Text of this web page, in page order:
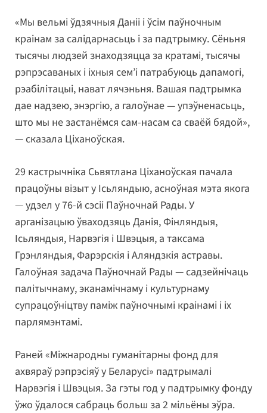
«Мы вельмі ўдзячныя Даніі і ўсім паўночным
краінам за салідарнасьць і за падтрымку. Сёньня
тысячы людзей знаходзяцца за кратамі, тысячы
рэпрэсаваных і іхныя сем’і патрабуюць дапамогі,
рэабілітацыі, нават лячэньня. Вашая падтрымка
дае надзею, энэргію, а галоўнае — упэўненасьць,
што мы не застанёмся сам-насам са сваёй бядой»,
— сказала Ціханоўская.
29 кастрычніка Сьвятлана Ціханоўская пачала
працоўны візыт у Ісьляндыю, асноўная мэта якога
— удзел у 76-й сэсіі Паўночнай Рады. У
арганізацыю ўваходзяць Данія, Фінляндыя,
Ісьляндыя, Нарвэгія і Швэцыя, а таксама
Грэнляндыя, Фарэрскія і Аляндзкія астравы.
Галоўная задача Паўночнай Рады — садзейнічаць
палітычнаму, эканамічнаму і культурнаму
супрацоўніцтву паміж паўночнымі краінамі і іх
парлямэнтамі.
Раней «Міжнародны гуманітарны фонд для
ахвяраў рэпрэсіяў у Беларусі» падтрымалі
Нарвэгія і Швэцыя. За гэты год у падтрымку фонду
ўжо ўдалося сабраць больш за 2 мільёны эўра.